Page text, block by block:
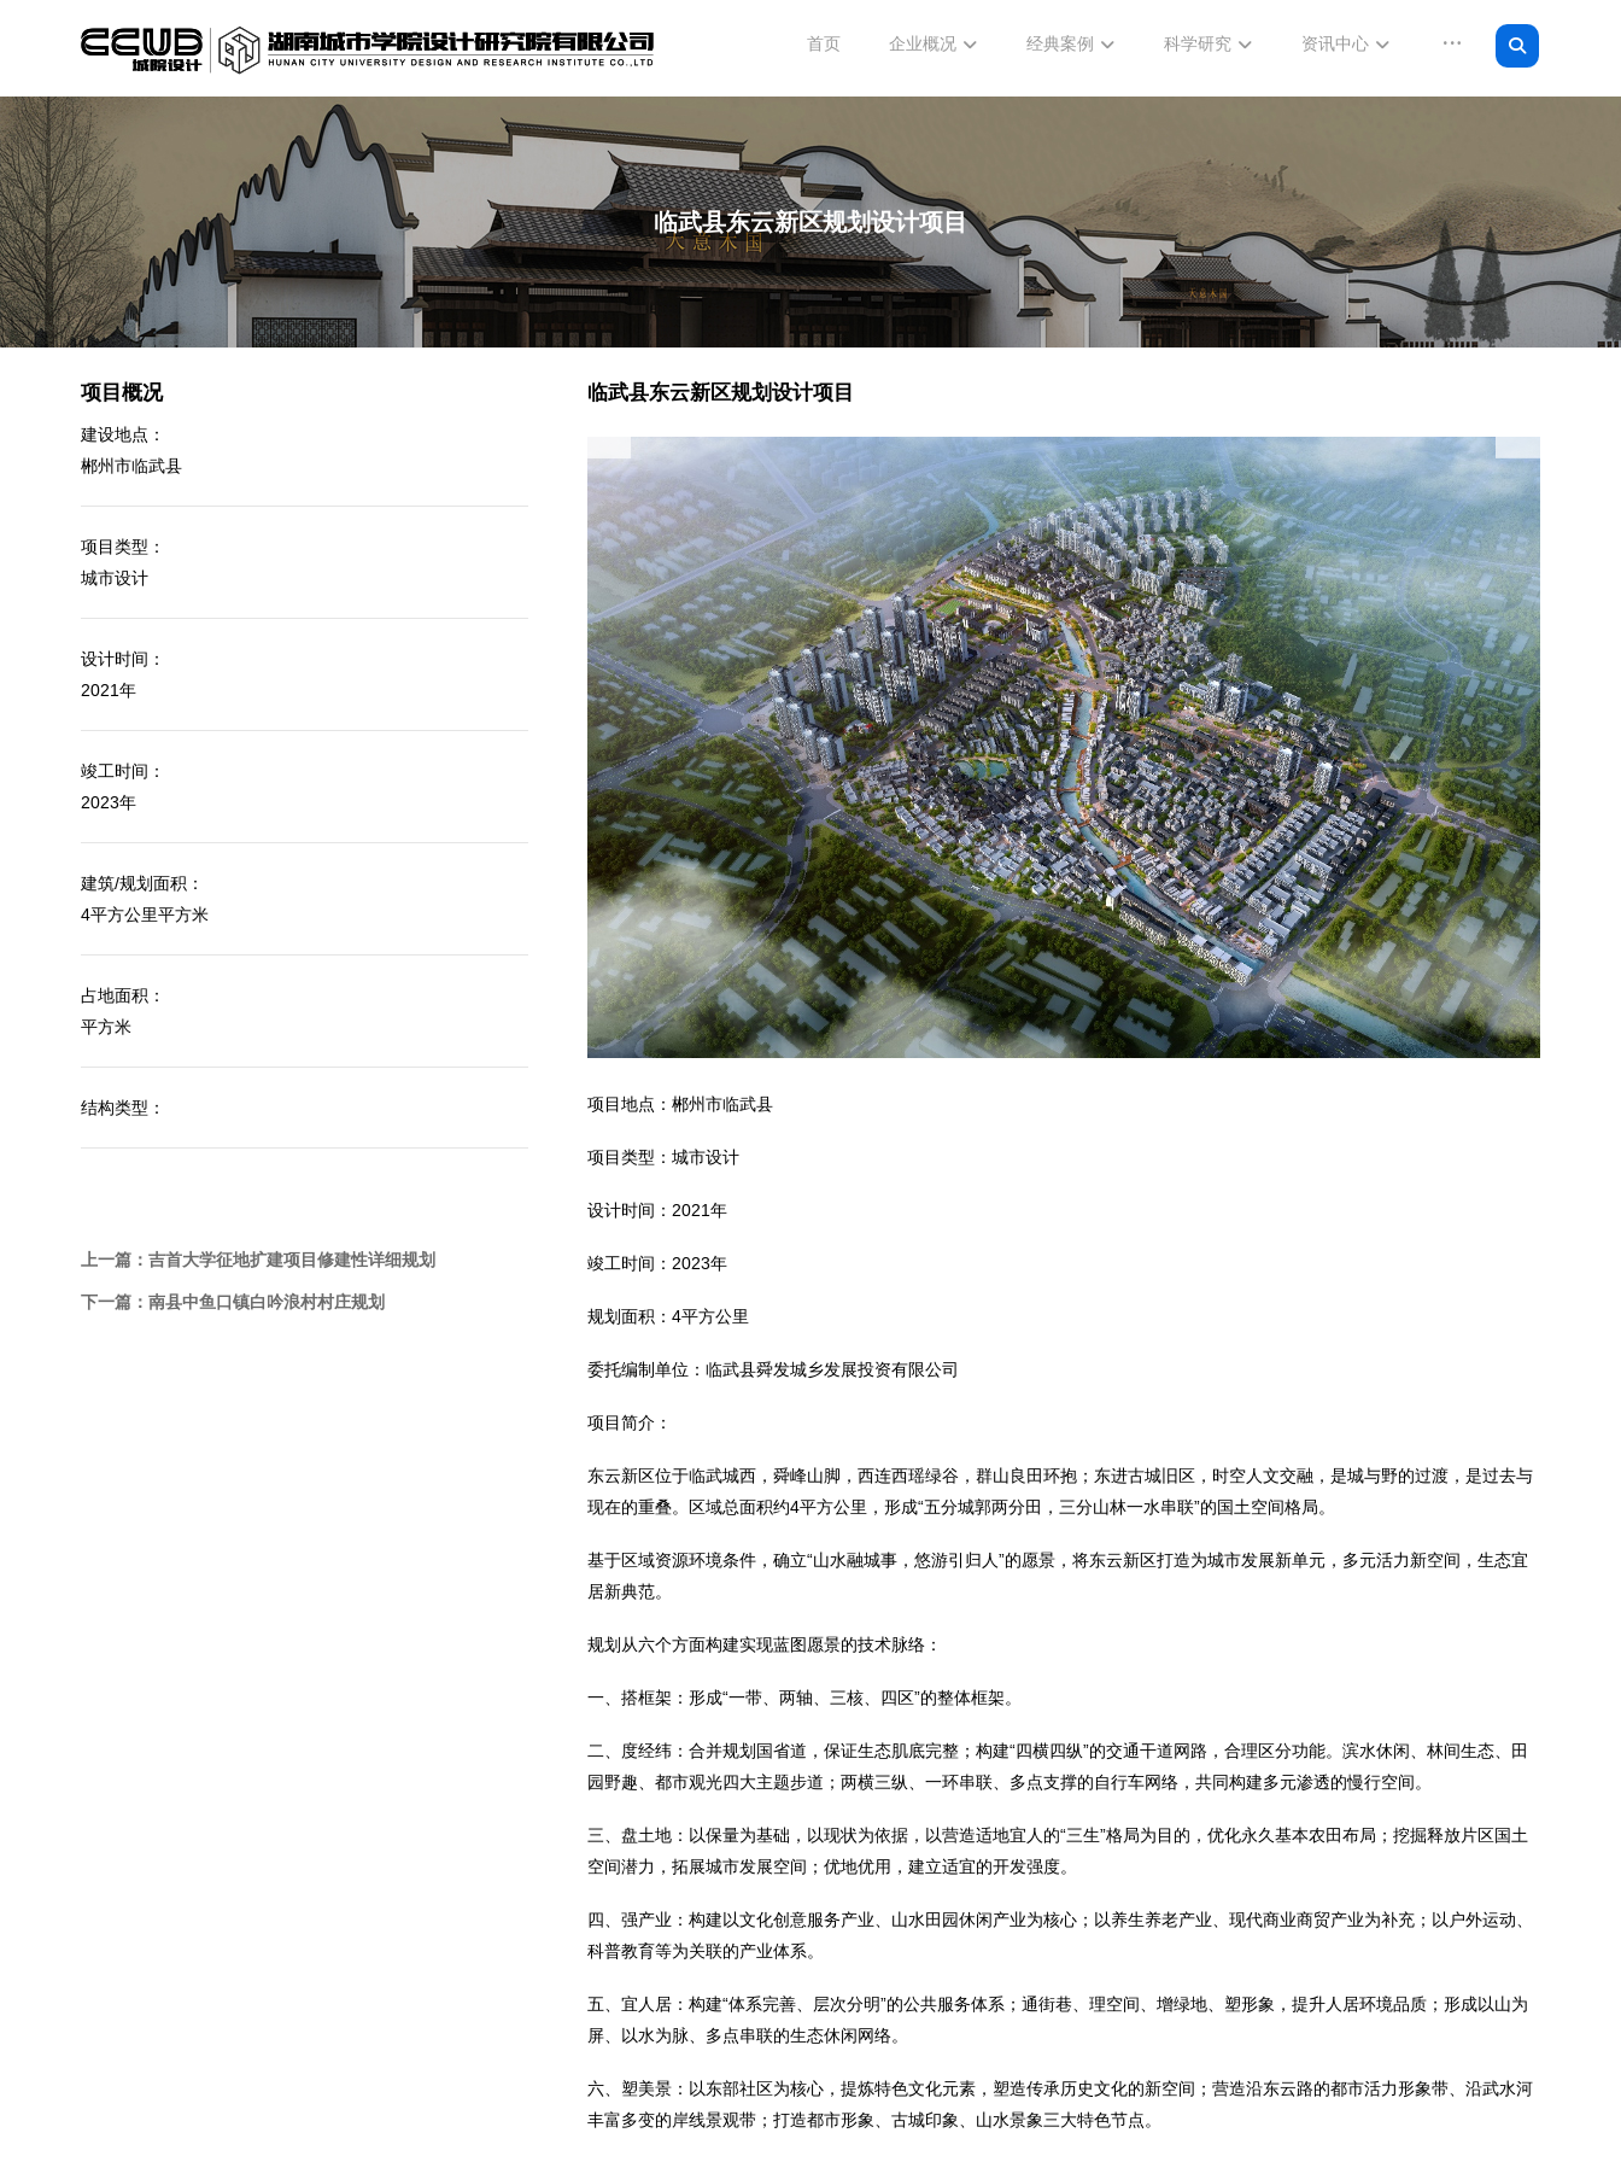
首页 企业概况 经典案例 科学研究 资讯中心
临武县东云新区规划设计项目
临武县东云新区规划设计项目
项目地点：郴州市临武县
项目类型：城市设计
设计时间：2021年
竣工时间：2023年
规划面积：4平方公里
委托编制单位：临武县舜发城乡发展投资有限公司
项目简介：
东云新区位于临武城西，舜峰山脚，西连西瑶绿谷，群山良田环抱；东进古城旧区，时空人文交融，是城与野的过渡，是过去与
现在的重叠。区域总面积约4平方公里，形成“五分城郭两分田，三分山林一水串联”的国土空间格局。
基于区域资源环境条件，确立“山水融城事，悠游引归人”的愿景，将东云新区打造为城市发展新单元，多元活力新空间，生态宜
居新典范。
规划从六个方面构建实现蓝图愿景的技术脉络：
一、搭框架：形成“一带、两轴、三核、四区”的整体框架。
二、度经纬：合并规划国省道，保证生态肌底完整；构建“四横四纵”的交通干道网路，合理区分功能。滨水休闲、林间生态、田
园野趣、都市观光四大主题步道；两横三纵、一环串联、多点支撑的自行车网络，共同构建多元渗透的慢行空间。
三、盘土地：以保量为基础，以现状为依据，以营造适地宜人的“三生”格局为目的，优化永久基本农田布局；挖掘释放片区国土
空间潜力，拓展城市发展空间；优地优用，建立适宜的开发强度。
四、强产业：构建以文化创意服务产业、山水田园休闲产业为核心；以养生养老产业、现代商业商贸产业为补充；以户外运动、
科普教育等为关联的产业体系。
五、宜人居：构建“体系完善、层次分明”的公共服务体系；通街巷、理空间、增绿地、塑形象，提升人居环境品质；形成以山为
屏、以水为脉、多点串联的生态休闲网络。
六、塑美景：以东部社区为核心，提炼特色文化元素，塑造传承历史文化的新空间；营造沿东云路的都市活力形象带、沿武水河
丰富多变的岸线景观带；打造都市形象、古城印象、山水景象三大特色节点。
项目概况
建设地点：
郴州市临武县
项目类型：
城市设计
设计时间：
2021年
竣工时间：
2023年
建筑/规划面积：
4平方公里平方米
占地面积：
平方米
结构类型：
上一篇：吉首大学征地扩建项目修建性详细规划
下一篇：南县中鱼口镇白吟浪村村庄规划